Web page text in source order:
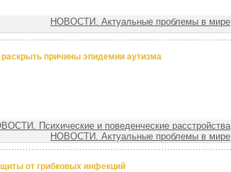
НОВОСТИ. Актуальные проблемы в мире
причины эпидемии аутизма
Психические и поведенческие расстройства
НОВОСТИ. Актуальные проблемы в мире
от грибковых инфекций